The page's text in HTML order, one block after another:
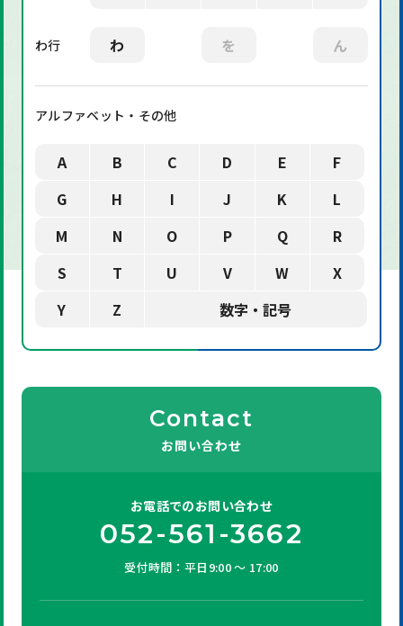
わ行 わ を ん
アルファベット・その他
A B C D E
F
G
H I J K
L
M
N O P Q
R
S
T U V W
X
Y
Z 数字・記号
Contact
お問い合わせ
お電話でのお問い合わせ
052-561-3662
受付時間：平日9:00 ～ 17:00